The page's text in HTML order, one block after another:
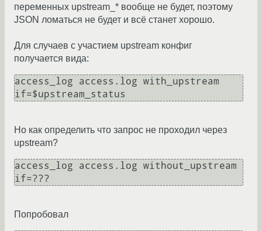
переменных upstream_* вообще не будет, поэтому
JSON ломаться не будет и всё станет хорошо.
Для случаев с участием upstream конфиг
получается вида:
access_log access.log with_upstream
if=$upstream_status
Но как определить что запрос не проходил через
upstream?
access_log access.log without_upstream
if=???
Попробовал